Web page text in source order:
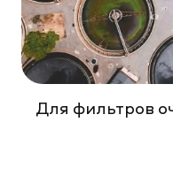
Для фильтров